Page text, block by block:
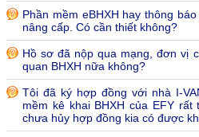
Phần mềm eBHXH hay thông
nâng cấp. Có cần thiết không?
Hồ sơ đã nộp qua mạng, đơn vị
quan BHXH nữa không?
Tôi đã ký hợp đồng với nhà I-
mềm kê khai BHXH của EFY
chưa hủy hợp đồng kia có được